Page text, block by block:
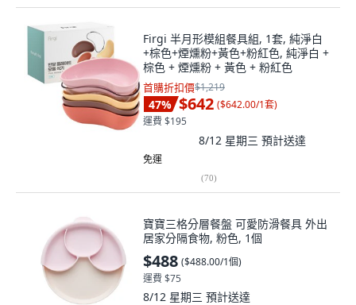
Firgi 半月形模組餐具組, 1套, 純淨白
+棕色+煙燻粉+黃色+粉紅色, 純淨白 +
棕色 + 煙燻粉 + 黃色 + 粉紅色
首購折扣價$1,219
47% $642 ($642.00/1套)
運費 $195
8/12 星期三 預計送達
免運
(70)
寶寶三格分層餐盤 可愛防滑餐具 外出
居家分隔食物, 粉色, 1個
$488 ($488.00/1個)
運費 $75
8/12 星期三 預計送達